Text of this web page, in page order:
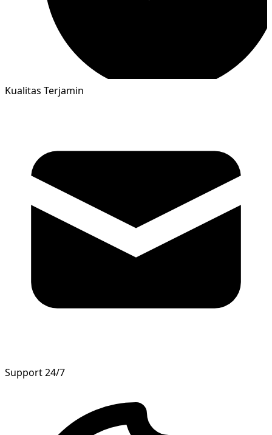
Kualitas Terjamin
Support 24/7